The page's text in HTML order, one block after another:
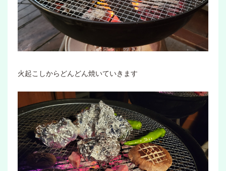
火起こしからどんどん焼いていきます